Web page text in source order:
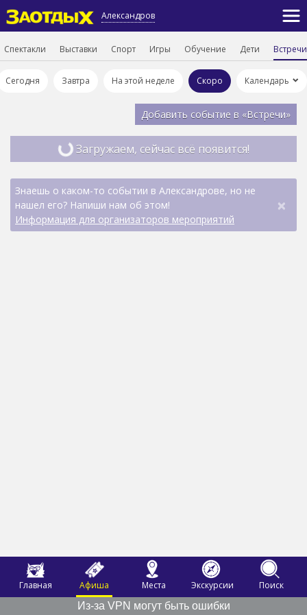
Александров
Главная Афиша Места Экскурсии
Поиск
Из-за VPN могут быть ошибки
Спектакли Выставки Спорт Игры Обучение Дети Встречи
Сегодня Завтра На этой неделе Скоро Календарь
Добавить событие в «Встречи»
Загружаем, сейчас всё появится!
Знаешь о каком-то событии в Александрове, но не
нашел его? Напиши нам об этом!
Информация для организаторов мероприятий
×